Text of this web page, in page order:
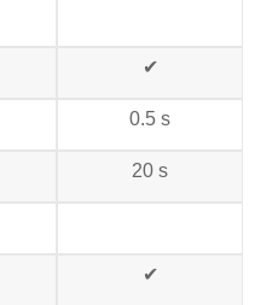
✔
0.5 s
20 s
✔